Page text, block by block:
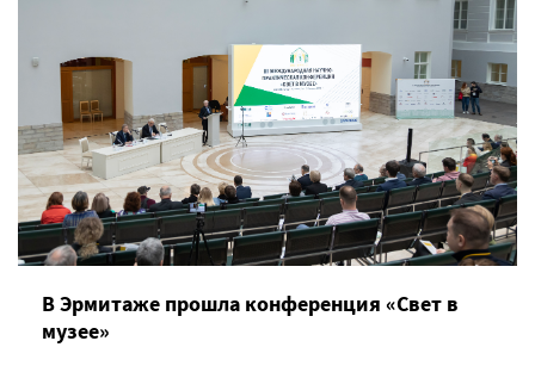
В Эрмитаже прошла конференция «Свет в
музее»